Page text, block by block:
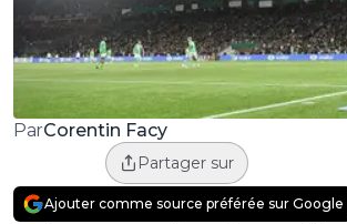
ParCorentin Facy
Partager sur
Ajouter comme source préférée sur Google